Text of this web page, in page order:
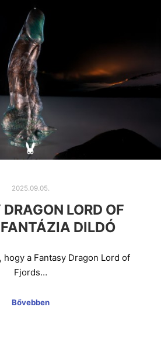
2025.09.05.
LORD OF
DILDÓ
hogy a Fantasy Dragon Lord of
Fjords…
Bővebben